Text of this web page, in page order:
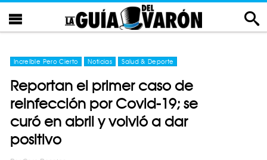
Increíble Pero Cierto Noticias Salud & Deporte
Reportan el primer caso de
reinfección por Covid-19; se
curó en abril y volvió a dar
positivo